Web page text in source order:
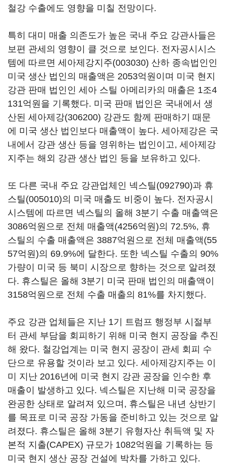
철강 수출에도 영향을 미칠 전망이다.
특히 대미 매출 의존도가 높은 국내 주요 강관사들은
보편 관세의 영향이 클 것으로 보인다. 전자공시시스
템에 따르면 세아제강지주(003030) 산하 종속법인인
미국 생산 법인의 매출액은 2053억원이며 미국 현지
강관 판매 법인인 세아 스틸 아메리카의 매출은 1조4
131억원을 기록했다. 미국 판매 법인은 국내에서 생
산된 세아제강(306200) 강관도 함께 판매하기 때문
에 미국 생산 법인보다 매출액이 높다. 세아제강은 국
내에서 강관 생산 등을 영위하는 법인이고, 세아제강
지주는 해외 강관 생산 법인 등을 보유하고 있다.
또 다른 국내 주요 강관업체인 넥스틸(092790)과 휴
스틸(005010)의 미국 매출도 비중이 높다. 전자공시
시스템에 따르면 넥스틸의 올해 3분기 수출 매출액은
3086억원으로 전체 매출액(4256억원)의 72.5%, 휴
스틸의 수출 매출액은 3887억원으로 전체 매출액(55
57억원)의 69.9%에 달한다. 또한 넥스틸 수출의 90%
가량이 미국 등 북미 시장으로 향하는 것으로 알려졌
다. 휴스틸은 올해 3분기 미국 판매 법인의 매출액이
3158억원으로 전체 수출 매출의 81%를 차지했다.
주요 강관 업체들은 지난 1기 트럼프 행정부 시절부
터 관세 부담을 회피하기 위해 미국 현지 공장을 추진
해 왔다. 철강업계는 미국 현지 공장이 관세 회피 수
단으로 유용할 것이라 보고 있다. 세아제강지주는 이
미 지난 2016년에 미국 현지 강관 공장을 인수한 후
매출이 발생하고 있다. 넥스틸은 지난해 미국 공장을
완공한 상태로 알려져 있으며, 휴스틸은 내년 상반기
를 목표로 미국 공장 가동을 준비하고 있는 것으로 알
려졌다. 휴스틸은 올해 3분기 유형자산 취득액 및 자
본적 지출(CAPEX) 규모가 1082억원을 기록하는 등
미국 현지 생산 공장 건설에 박차를 가하고 있다.